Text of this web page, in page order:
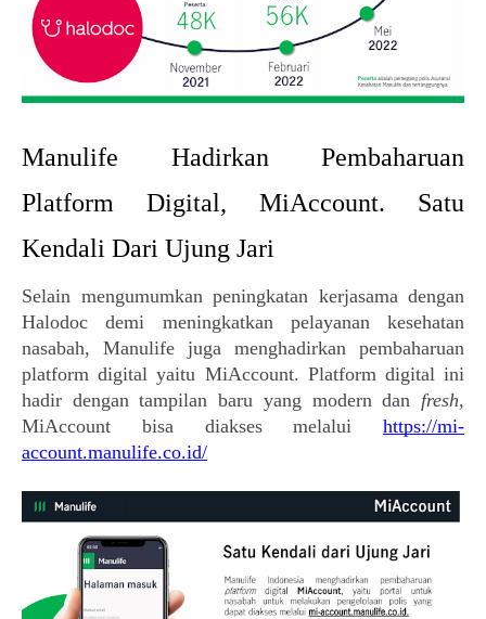
Manulife Hadirkan Pembaharuan
Platform Digital, MiAccount. Satu
Kendali Dari Ujung Jari
Selain mengumumkan peningkatan kerjasama dengan
Halodoc demi meningkatkan pelayanan kesehatan
nasabah, Manulife juga menghadirkan pembaharuan
platform digital yaitu MiAccount. Platform digital ini
hadir dengan tampilan baru yang modern dan fresh,
MiAccount bisa diakses melalui https://mi-
account.manulife.co.id/